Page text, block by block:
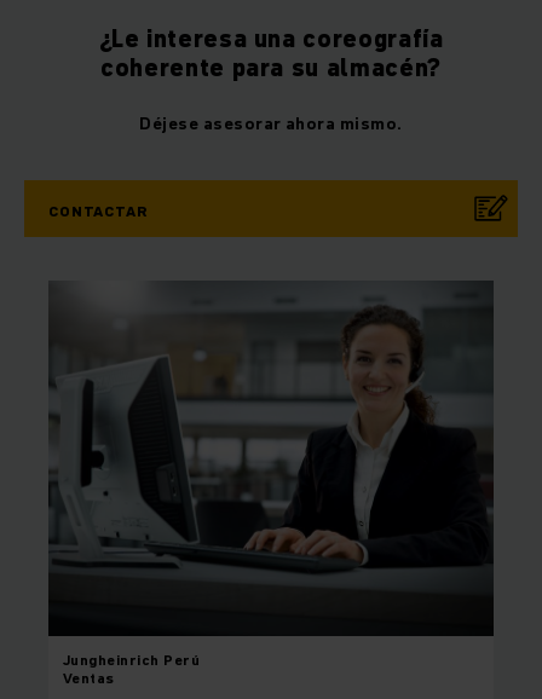
¿Le interesa una coreografía
coherente para su almacén?
Déjese asesorar ahora mismo.
CONTACTAR
Jungheinrich Perú
Ventas